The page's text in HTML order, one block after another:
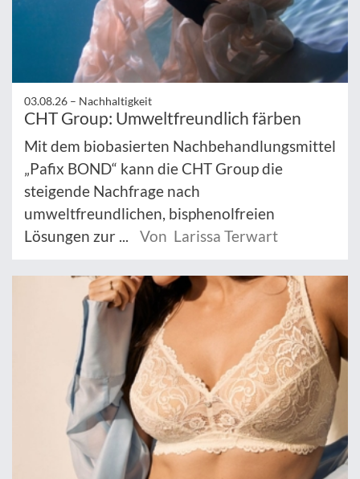
03.08.26 – Nachhaltigkeit
CHT Group: Umweltfreundlich färben
Mit dem biobasierten Nachbehandlungsmittel
„Pafix BOND“ kann die CHT Group die
steigende Nachfrage nach
umweltfreundlichen, bisphenolfreien
Lösungen zur ...
Von Larissa Terwart